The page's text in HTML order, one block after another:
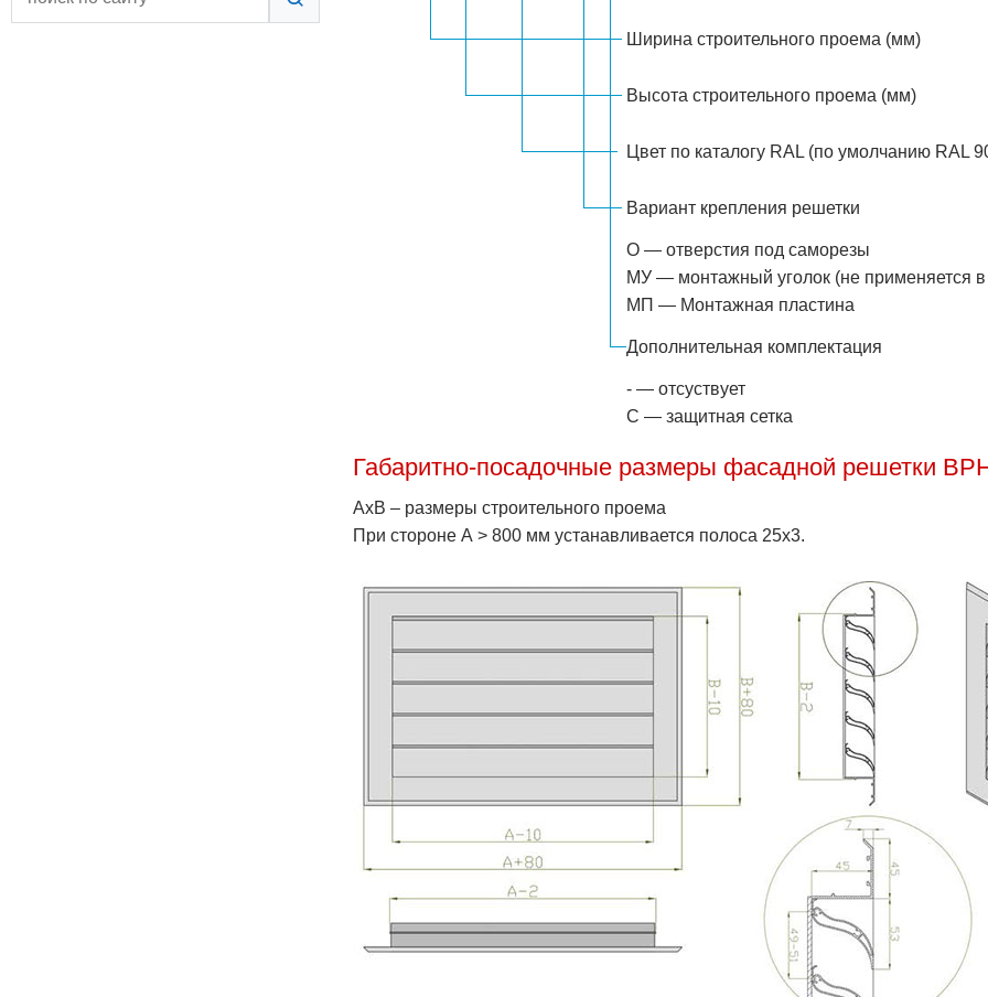
Ширина строительного проема (мм)
Высота строительного проема (мм)
Цвет по каталогу RAL (по умолчанию RAL
Вариант крепления решетки
О — отверстия под саморезы
МУ — монтажный уголок (не применяется в
МП — Монтажная пластина
Дополнительная комплектация
- — отсуствует
С — защитная сетка
Габаритно-посадочные размеры фасадной решетки
АхВ – размеры строительного проема
При стороне А > 800 мм устанавливается полоса 25х3.